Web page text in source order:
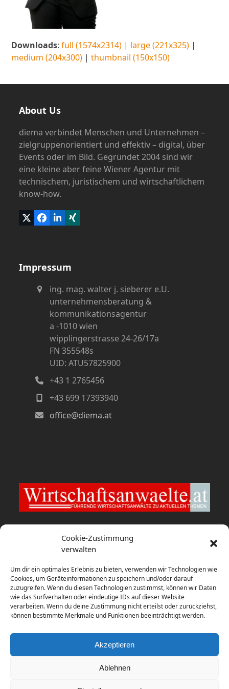
Cookie-Zustimmung
verwalten
Um dir ein optimales Erlebnis zu bieten, verwenden wir Technologien wie
Cookies, um Geräteinformationen zu speichern und/oder darauf
zuzugreifen. Wenn du diesen Technologien zustimmst, können wir Daten
wie das Surfverhalten oder eindeutige IDs auf dieser Website
verarbeiten. Wenn du deine Zustimmung nicht erteilst oder zurückziehst,
können bestimmte Merkmale und Funktionen beeinträchtigt werden.
Akzeptieren
Ablehnen
Downloads:full (1574x2314) | large (221x325) |
medium (204x300) |thumbnail (150x150)
About Us
diema verbindet Menschen und Unternehmen –
zielgruppenorientiert und effektiv – digital, über
Events oder im Bild. Gegründet 2004 sind wir
eine kleine aber feine Wiener Agentur mit
technischem, juristischem und wirtschaftlichem
know-how.
TwitterFacebook
LinkedIn
Xing
Impressum
ing. mag. walter j. sieberer e.U.
unternehmensberatung &
kommunikationsagentur
a -1010 wien
wipplingerstrasse 24-26/17a
FN 355548s
UID: ATU57825900
+43 1 2765456
+43 699 17393940
office@diema.at
Wirtschaftsanwaelte.at
6. August 2026
Studie: USA und Großbritannien
dominieren globales Rennen um